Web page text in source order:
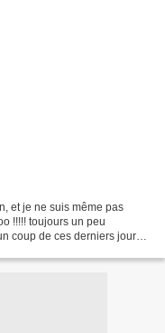
et je ne suis même pas
!!!!! toujours un peu
coup de ces derniers jours